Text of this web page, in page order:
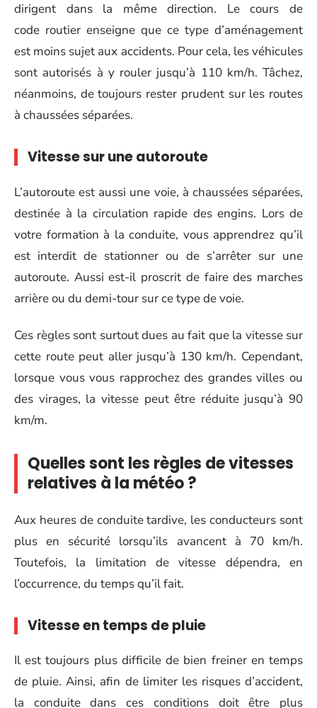
dirigent dans la même direction. Le cours de
code routier enseigne que ce type d’aménagement
est moins sujet aux accidents. Pour cela, les véhicules
sont autorisés à y rouler jusqu’à 110 km/h. Tâchez,
néanmoins, de toujours rester prudent sur les routes
à chaussées séparées.
Vitesse sur une autoroute
L’autoroute est aussi une voie, à chaussées séparées,
destinée à la circulation rapide des engins. Lors de
votre formation à la conduite, vous apprendrez qu’il
est interdit de stationner ou de s’arrêter sur une
autoroute. Aussi est-il proscrit de faire des marches
arrière ou du demi-tour sur ce type de voie.
Ces règles sont surtout dues au fait que la vitesse sur
cette route peut aller jusqu’à 130 km/h. Cependant,
lorsque vous vous rapprochez des grandes villes ou
des virages, la vitesse peut être réduite jusqu’à 90
km/m.
Quelles sont les règles de vitesses
relatives à la météo ?
Aux heures de conduite tardive, les conducteurs sont
plus en sécurité lorsqu’ils avancent à 70 km/h.
Toutefois, la limitation de vitesse dépendra, en
l’occurrence, du temps qu’il fait.
Vitesse en temps de pluie
Il est toujours plus difficile de bien freiner en temps
de pluie. Ainsi, afin de limiter les risques d’accident,
la conduite dans ces conditions doit être plus